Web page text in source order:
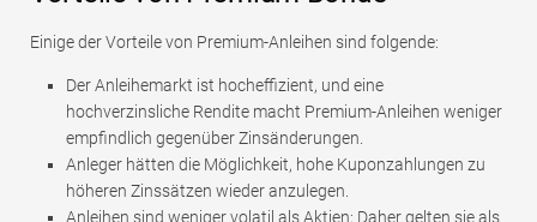
Einige der Vorteile von Premium-Anleihen sind folgende:
Der Anleihemarkt ist hocheffizient, und eine
hochverzinsliche Rendite macht Premium-Anleihen weniger
empfindlich gegenüber Zinsänderungen.
Anleger hätten die Möglichkeit, hohe Kuponzahlungen zu
höheren Zinssätzen wieder anzulegen.
Anleihen sind weniger volatil als Aktien; Daher gelten sie als